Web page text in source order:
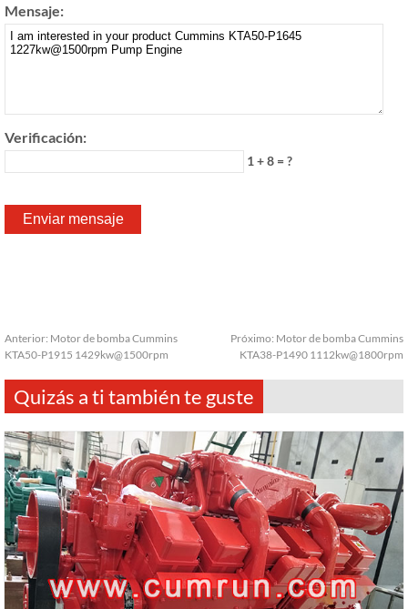
Mensaje:
Verificación:
1 + 8 = ?
Anterior: Motor de bomba Cummins
KTA50-P1915 1429kw@1500rpm
Próximo: Motor de bomba Cummins
KTA38-P1490 1112kw@1800rpm
Quizás a ti también te guste